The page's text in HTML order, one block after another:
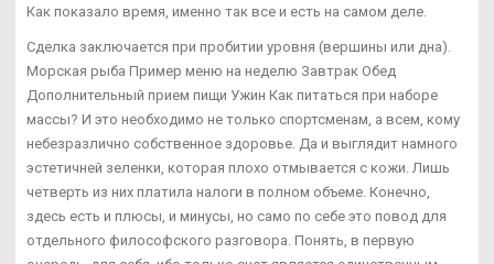
Как показало время, именно так все и есть на самом деле.
Сделка заключается при пробитии уровня (вершины или дна).
Морская рыба Пример меню на неделю Завтрак Обед
Дополнительный прием пищи Ужин Как питаться при наборе
массы? И это необходимо не только спортсменам, а всем, кому
небезразлично собственное здоровье. Да и выглядит намного
эстетичней зеленки, которая плохо отмывается с кожи. Лишь
четверть из них платила налоги в полном объеме. Конечно,
здесь есть и плюсы, и минусы, но само по себе это повод для
отдельного философского разговора. Понять, в первую